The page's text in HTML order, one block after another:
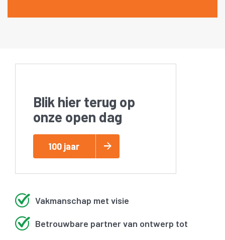
Blik hier terug op
onze open dag
100 jaar
Vakmanschap met visie
Betrouwbare partner van ontwerp tot